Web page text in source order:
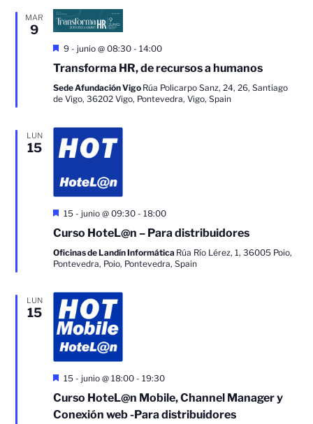
vistas
de
MAR
9
Destacado
9 - junio @ 08:30 -14:00
Transforma HR, de recursos a humanos
Sede Afundación Vigo Rúa Policarpo Sanz, 24, 26, Santiago
de Vigo, 36202 Vigo, Pontevedra, Vigo, Spain
LUN
15
Destacado
15 - junio @ 09:30 -18:00
Curso HoteL@n – Para distribuidores
Oficinas de Landín Informática Rúa Río Lérez, 1, 36005 Poio,
Pontevedra, Poio, Pontevedra, Spain
LUN
15
Destacado
15 - junio @ 18:00 -19:30
Curso HoteL@n Mobile, Channel Manager y
Conexión web -Para distribuidores